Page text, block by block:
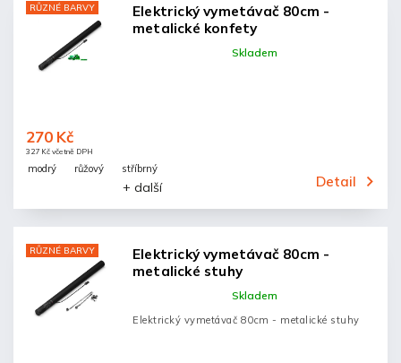
RŮZNÉ BARVY
Elektrický vymetávač 80cm -
metalické konfety
Skladem
327 Kč včetně DPH
270 Kč
Detail
modrý růžový stříbrný
+ další
RŮZNÉ BARVY
Elektrický vymetávač 80cm -
metalické stuhy
Skladem
Elektrický vymetávač 80cm - metalické stuhy